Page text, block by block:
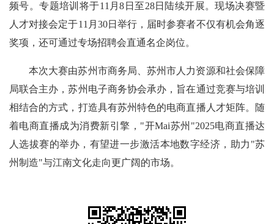
频号。专题培训将于11月8日至28日陆续开展。现场决赛暨
人才对接会定于11月30日举行，届时参赛者不仅有机会角逐
奖项，还可通过专场招聘会直通名企岗位。
本次大赛由苏州市商务局、苏州市人力资源和社会保障
局联合主办，苏州电子商务协会承办，旨在通过竞赛与培训
相结合的方式，打造具有苏州特色的电商直播人才矩阵。随
着电商直播成为消费新引擎，"开Mai苏州"2025电商直播达
人选拔赛的举办，有望进一步激活本地数字经济，助力"苏
州制造"与江南文化走向更广阔的市场。